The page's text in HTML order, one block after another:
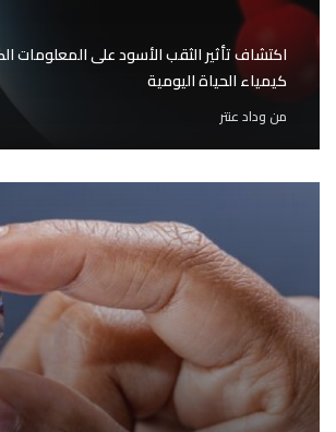
اكتشاف تأثير الثقب الأسود على المعلومات
كيمياء الحياة اليومية
من وداد عنتر